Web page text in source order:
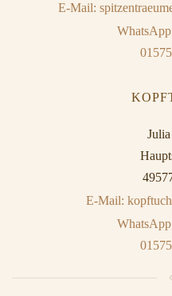
E-Mail:
E-Mail: